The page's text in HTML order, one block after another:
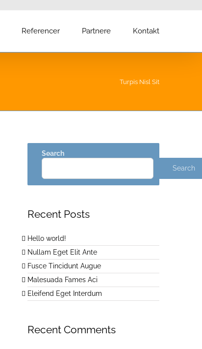
Referencer Partnere Kontakt
Turpis Nisl Sit
Search
Search
Recent Posts
Hello world!
Nullam Eget Elit Ante
Fusce Tincidunt Augue
Malesuada Fames Aci
Eleifend Eget Interdum
Recent Comments